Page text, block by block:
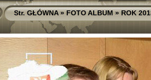
Str. GŁÓWNA»FOTO ALBUM»ROK